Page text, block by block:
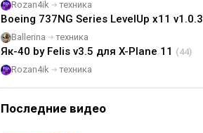
Rozan4ik
техника
Boeing 737NG Series LevelUp x11 v1.0.3
Ballerina
техника
Як-40 by Felis v3.5 для X-Plane 11 (44)
Rozan4ik
техника
Последние видео